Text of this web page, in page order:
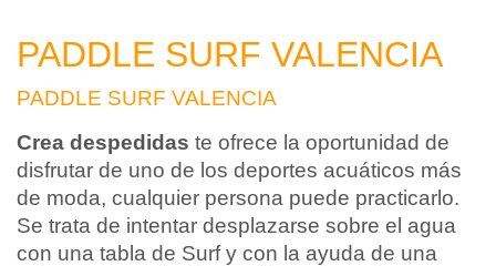
PADDLE SURF VALENCIA
PADDLE SURF VALENCIA
Crea despedidas te ofrece la oportunidad de
disfrutar de uno de los deportes acuáticos más
de moda, cualquier persona puede practicarlo.
Se trata de intentar desplazarse sobre el agua
con una tabla de Surf y con la ayuda de una